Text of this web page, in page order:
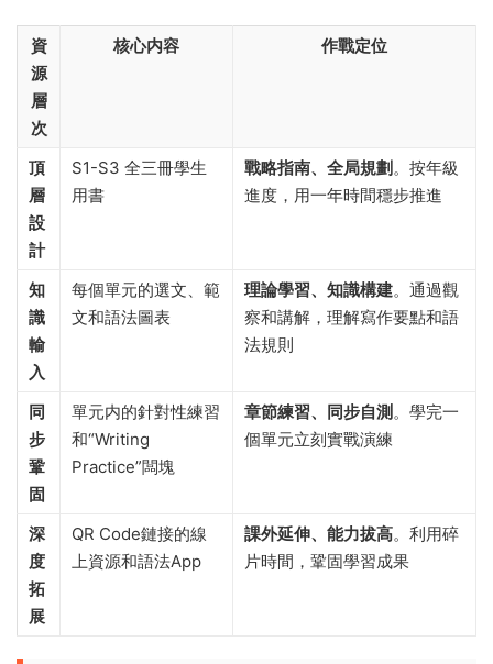
資
源
層
次
核心内容 作戰定位
頂
層
設
計
S1-S3 全三冊學生
用書
戰略指南、全局規劃。按年級
進度，用一年時間穩步推進
知
識
輸
入
每個單元的選文、範
文和語法圖表
理論學習、知識構建。通過觀
察和講解，理解寫作要點和語
法規則
同
步
鞏
固
單元内的針對性練習
和“Writing
Practice”闆塊
章節練習、同步自測 。學完一
個單元立刻實戰演練
深
度
拓
展
QR Code鏈接的線
上資源和語法App
課外延伸、能力拔高。利用碎
片時間，鞏固學習成果